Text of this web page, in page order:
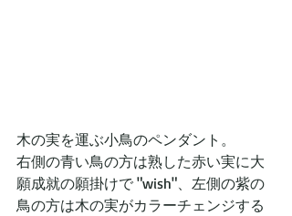
木の実を運ぶ小鳥のペンダント。
右側の青い鳥の方は熟した赤い実に大
願成就の願掛けで "wish"、左側の紫の
鳥の方は木の実がカラーチェンジする